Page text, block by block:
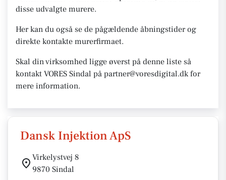
disse udvalgte murere.
Her kan du også se de pågældende åbningstider og
direkte kontakte murerfirmaet.
Skal din virksomhed ligge øverst på denne liste så
kontakt VORES Sindal på partner@voresdigital.dk for
mere information.
Dansk Injektion ApS
Virkelystvej 8
9870 Sindal